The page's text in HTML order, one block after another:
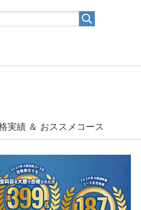
実績 ＆ おススメコース